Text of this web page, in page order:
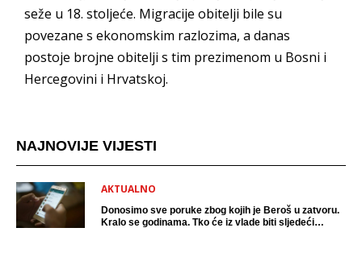
seže u 18. stoljeće. Migracije obitelji bile su
povezane s ekonomskim razlozima, a danas
postoje brojne obitelji s tim prezimenom u Bosni i
Hercegovini i Hrvatskoj.
NAJNOVIJE VIJESTI
AKTUALNO
Donosimo sve poruke zbog kojih je Beroš u zatvoru.
Kralo se godinama. Tko će iz vlade biti sljedeći